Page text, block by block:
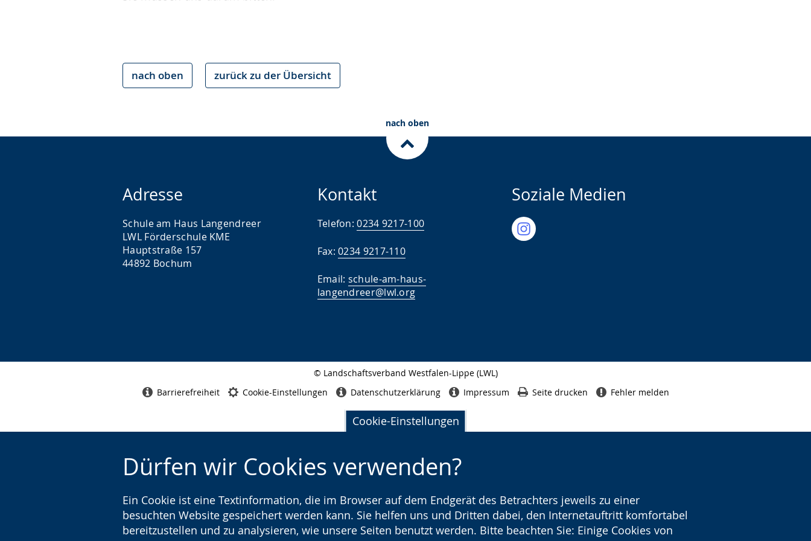
Cookie-Einstellungen
Dürfen wir Cookies verwenden?
Ein Cookie ist eine Textinformation, die im Browser auf dem Endgerät des Betrachters jeweils zu einer
besuchten Website gespeichert werden kann. Sie helfen uns und Dritten dabei, den Internetauftritt komfortabel
bereitzustellen und zu analysieren, wie unsere Seiten benutzt werden. Bitte beachten Sie: Einige Cookies von
nach oben zurück zu der Übersicht
nach oben
Adresse
Schule am Haus Langendreer
LWL Förderschule KME
Hauptstraße 157
44892 Bochum
Kontakt
Telefon:0234 9217-100
Fax:0234 9217-110
Email: schule-am-haus-
langendreer@lwl.org
Soziale Medien
© Landschaftsverband Westfalen-Lippe (LWL)
Barrierefreiheit Cookie-Einstellungen Datenschutzerklärung Impressum Seite drucken Fehler melden